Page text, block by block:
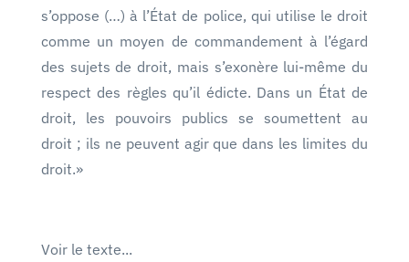
s’oppose (…) à l’État de police, qui utilise le droit
comme un moyen de commandement à l’égard
des sujets de droit, mais s’exonère lui-même du
respect des règles qu’il édicte. Dans un État de
droit, les pouvoirs publics se soumettent au
droit ; ils ne peuvent agir que dans les limites du
droit.»
Voir le texte...